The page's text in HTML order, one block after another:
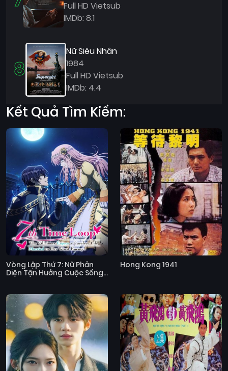
Full HD Vietsub
IMDb: 8.1
8
Nữ Siêu Nhân
1984
Full HD Vietsub
IMDb: 4.4
Kết Quả Tìm Kiếm:
Vòng Lặp Thứ 7: Nữ Phản
Diện Tận Hưởng Cuộc Sống
Hong Kong 1941